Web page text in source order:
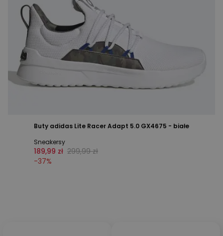
Buty adidas Lite Racer Adapt 5.0 GX4675 - białe
Sneakersy
189,99 zł 299,99 zł
-37%